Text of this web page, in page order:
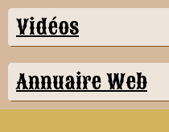
Vidéos
Annuaire Web